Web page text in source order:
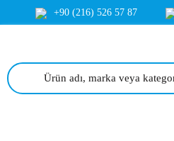
+90 (216) 526 57 87